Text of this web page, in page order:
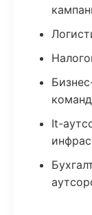
команд
It-